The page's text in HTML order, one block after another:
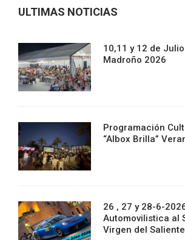
ULTIMAS NOTICIAS
10,11 y 12 de
Madroño 2026
Programación
“Albox Brilla”
26 , 27 y 28-6-
Automovilistica al
Virgen del Saliente